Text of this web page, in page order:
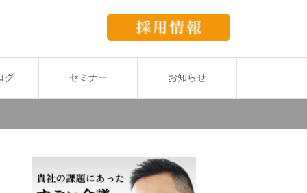
グ セミナー お知らせ